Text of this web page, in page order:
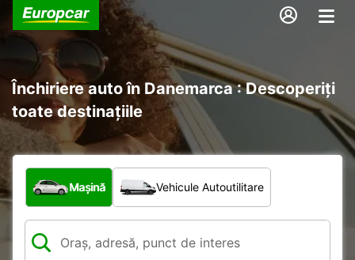
Închiriere auto în Danemarca : Descoperiți
toate destinațiile
Ce tip de vehicul?
Mașină Vehicule Autoutilitare